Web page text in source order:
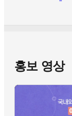
홍보 영상